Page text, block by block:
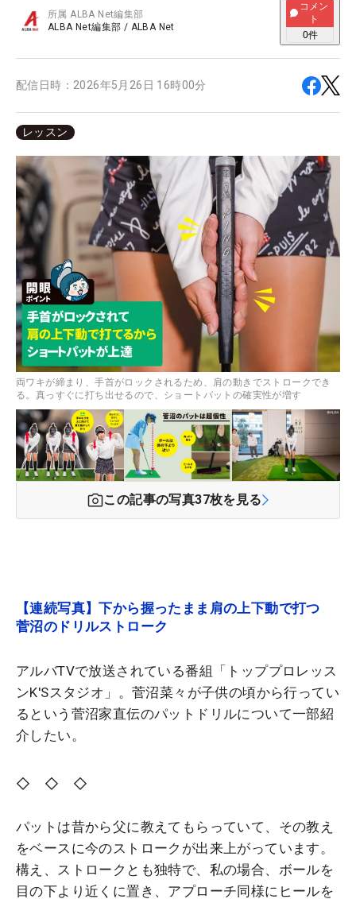
所属ALBA Net編集部
ALBA Net編集部 / ALBA Net
コメン
ト
0件
配信日時： 2026年5月26日 16時00分
レッスン
両ワキが締まり、手首がロックされるため、肩の動きでストロークでき
る。真っすぐに打ち出せるので、ショートパットの確実性が増す
この記事の写真37枚を見る
【連続写真】下から握ったまま肩の上下動で打つ
菅沼のドリルストローク
アルバTVで放送されている番組「トッププロレッス
ンK'Sスタジオ」。菅沼菜々が子供の頃から行ってい
るという菅沼家直伝のパットドリルについて一部紹
介したい。
◇ ◇ ◇
パットは昔から父に教えてもらっていて、その教え
をベースに今のストロークが出来上がっています。
構え、ストロークとも独特で、私の場合、ボールを
目の下より近くに置き、アプローチ同様にヒールを